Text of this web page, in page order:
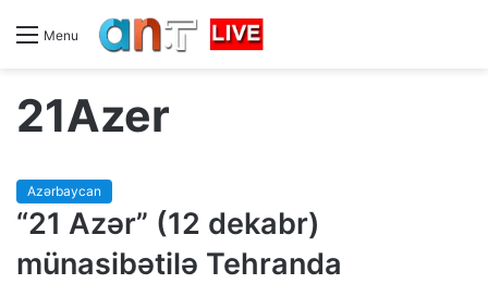
Menu
21Azer
Azərbaycan
“21 Azər” (12 dekabr)
münasibətilə Tehranda